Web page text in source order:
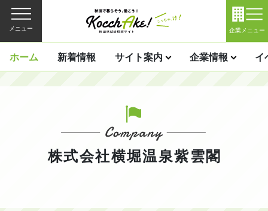
メニュー 企業メニュー
ホーム 新着情報 サイト案内 企業情報 イ
株式会社横堀温泉紫雲閣